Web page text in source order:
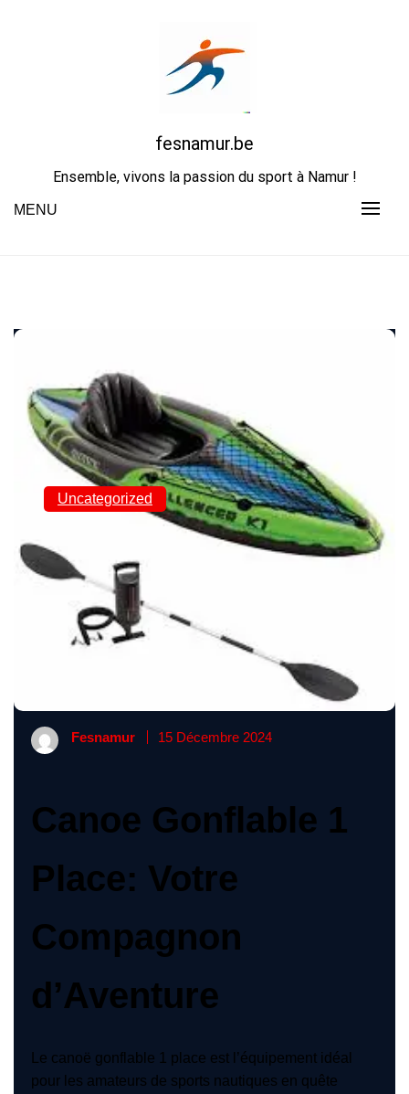
fesnamur.be
Ensemble, vivons la passion du sport à Namur !
MENU
Uncategorized
Découvrez l’aventure
en solo avec le canoë
gonflable 1 place
Fesnamur 15 Décembre 2024
Canoe Gonflable 1
Place: Votre
Compagnon
d’Aventure
Le canoë gonflable 1 place est l’équipement idéal
pour les amateurs de sports nautiques en quête